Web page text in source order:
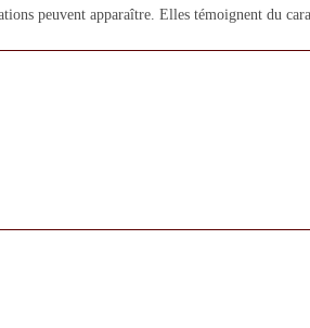
peuvent apparaître. Elles témoignent du